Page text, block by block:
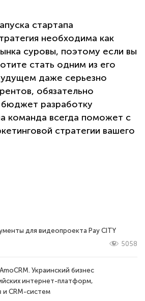
стартапа
необходима как
суровы, поэтому если вы
стать одним из его
даже серьезно
обязательно
разработку
команда всегда поможет с
стратегии вашего
для видеопроекта Pay CITY
5058
Украинский бизнес
интернет-платформ,
и CRM-систем